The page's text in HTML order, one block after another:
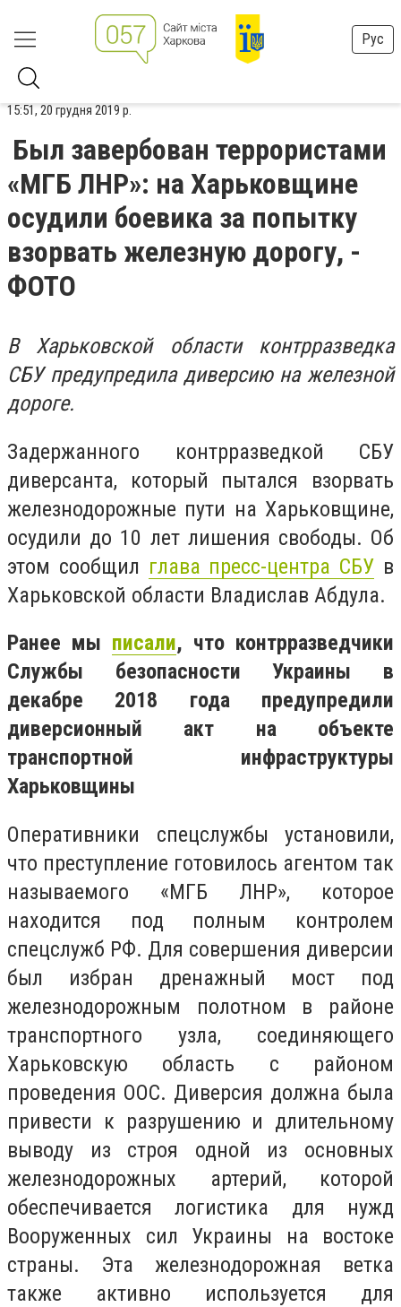
Рус
15:51, 20 грудня 2019 р.
Был завербован террористами
«МГБ ЛНР»: на Харьковщине
осудили боевика за попытку
взорвать железную дорогу, -
ФОТО
В Харьковской области контрразведка
СБУ предупредила диверсию на железной
дороге.
Задержанного контрразведкой СБУ
диверсанта, который пытался взорвать
железнодорожные пути на Харьковщине,
осудили до 10 лет лишения свободы. Об
этом сообщил глава пресс-центра СБУ в
Харьковской области Владислав Абдула.
Ранее мы писали, что контрразведчики
Службы безопасности Украины в
декабре 2018 года предупредили
диверсионный акт на объекте
транспортной инфраструктуры
Харьковщины
Оперативники спецслужбы установили,
что преступление готовилось агентом так
называемого «МГБ ЛНР», которое
находится под полным контролем
спецслужб РФ. Для совершения диверсии
был избран дренажный мост под
железнодорожным полотном в районе
транспортного узла, соединяющего
Харьковскую область с районом
проведения ООС. Диверсия должна была
привести к разрушению и длительному
выводу из строя одной из основных
железнодорожных артерий, которой
обеспечивается логистика для нужд
Вооруженных сил Украины на востоке
страны. Эта железнодорожная ветка
также активно используется для